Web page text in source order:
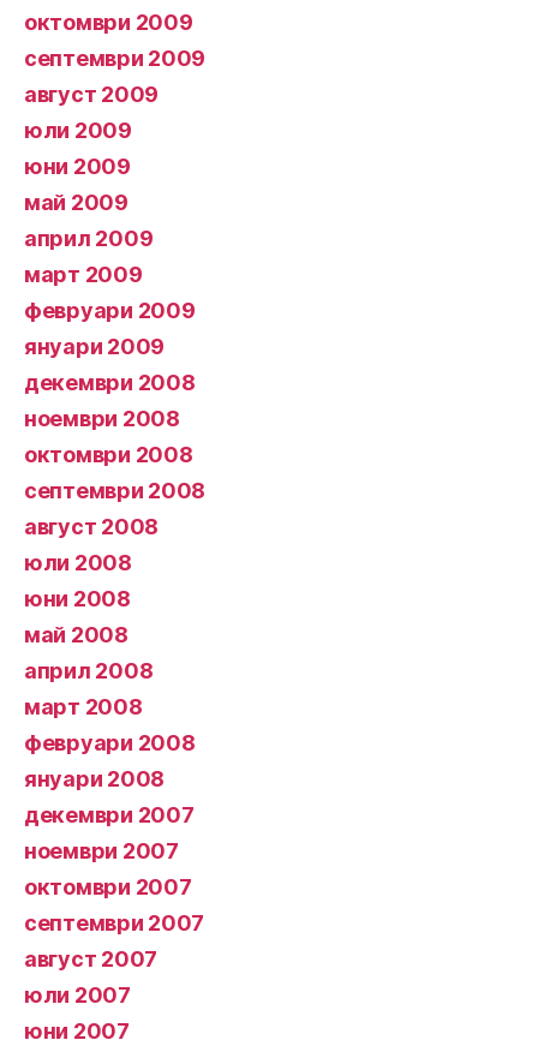
октомври 2009
септември 2009
август 2009
юли 2009
юни 2009
май 2009
април 2009
март 2009
февруари 2009
януари 2009
декември 2008
ноември 2008
октомври 2008
септември 2008
август 2008
юли 2008
юни 2008
май 2008
април 2008
март 2008
февруари 2008
януари 2008
декември 2007
ноември 2007
октомври 2007
септември 2007
август 2007
юли 2007
юни 2007